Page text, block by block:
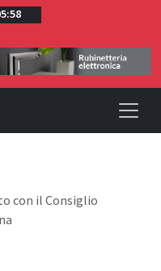
con il Consiglio